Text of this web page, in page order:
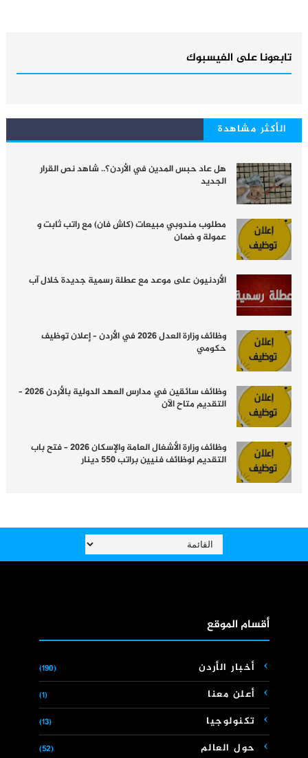
تابعونا على الفيسبوك
الأكثر مشاهدة
هل عاد حبس المدين في الأردن؟.. شاهد نص القرار
الجديد
مطلوب مندوبي مبيعات (كاش فان) مع راتب ثابت و
عمولة و ضمان
الأردنيون على موعد مع عطلة رسمية جديدة خلال آب
وظائف وزارة العدل 2026 في الأردن – إعلان توظيف
حكومي
وظائف سائقين في مدارس العهد الدولية بالأردن 2026 –
التقديم متاح الآن
وظائف وزارة الأشغال العامة والإسكان 2026 – فتح باب
التقديم لوظائف فنيين براتب 550 دينار
أقسام الموقع
أخبار الأردن (190)
أعلن معنا (1)
تكنولوجيا (13)
حول العالم (52)